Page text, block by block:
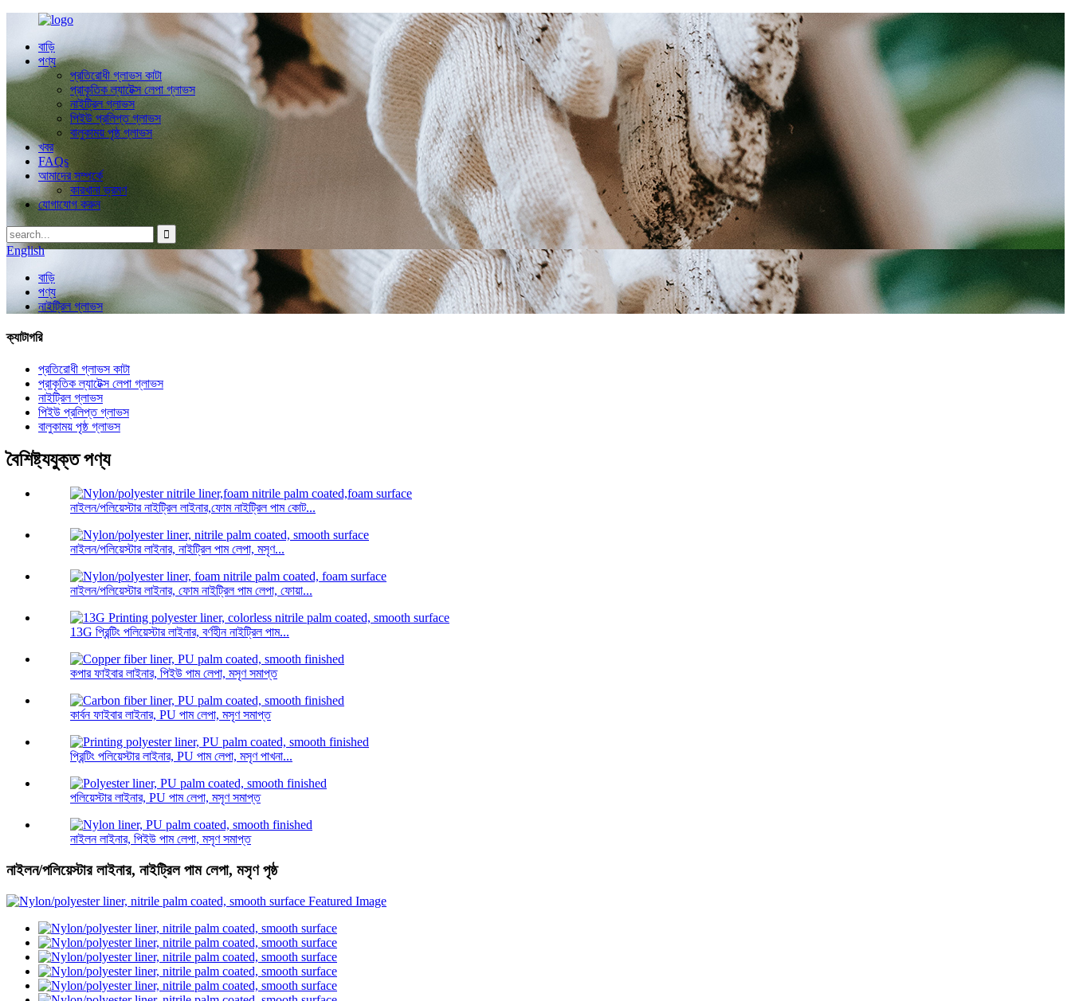
বাড়ি
পণ্য
প্রতিরোধী গ্লাভস কাটা
প্রাকৃতিক ল্যাটেক্স লেপা গ্লাভস
নাইট্রিল গ্লাভস
পিইউ প্রলিপ্ত গ্লাভস
বালুকাময় পৃষ্ঠ গ্লাভস
খবর
FAQs
আমাদের সম্পর্কে
কারখানা ভ্রমণ
যোগাযোগ করুন
English
বাড়ি
পণ্য
নাইট্রিল গ্লাভস
ক্যাটাগরি
প্রতিরোধী গ্লাভস কাটা
প্রাকৃতিক ল্যাটেক্স লেপা গ্লাভস
নাইট্রিল গ্লাভস
পিইউ প্রলিপ্ত গ্লাভস
বালুকাময় পৃষ্ঠ গ্লাভস
বৈশিষ্ট্যযুক্ত পণ্য
নাইলন/পলিয়েস্টার নাইট্রিল লাইনার,ফোম নাইট্রিল পাম কোট...
নাইলন/পলিয়েস্টার লাইনার, নাইট্রিল পাম লেপা, মসৃণ...
নাইলন/পলিয়েস্টার লাইনার, ফোম নাইট্রিল পাম লেপা, ফোয়া...
13G প্রিন্টিং পলিয়েস্টার লাইনার, বর্ণহীন নাইট্রিল পাম...
কপার ফাইবার লাইনার, পিইউ পাম লেপা, মসৃণ সমাপ্ত
কার্বন ফাইবার লাইনার, PU পাম লেপা, মসৃণ সমাপ্ত
প্রিন্টিং পলিয়েস্টার লাইনার, PU পাম লেপা, মসৃণ পাখনা...
পলিয়েস্টার লাইনার, PU পাম লেপা, মসৃণ সমাপ্ত
নাইলন লাইনার, পিইউ পাম লেপা, মসৃণ সমাপ্ত
নাইলন/পলিয়েস্টার লাইনার, নাইট্রিল পাম লেপা, মসৃণ পৃষ্ঠ